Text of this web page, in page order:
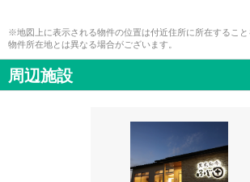
※地図上に表示される物件の位置は付近住所に所在するこ
物件所在地とは異なる場合がございます。
周辺施設